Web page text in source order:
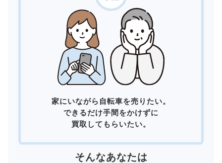
家にいながら自転車を売りたい。
できるだけ手間をかけずに
買取してもらいたい。
そんなあなたは